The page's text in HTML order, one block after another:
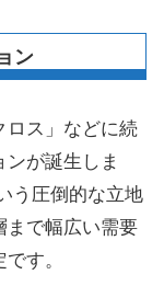
ン
ロス」などに続
が誕生しま
う圧倒的な立地
まで幅広い需要
す。